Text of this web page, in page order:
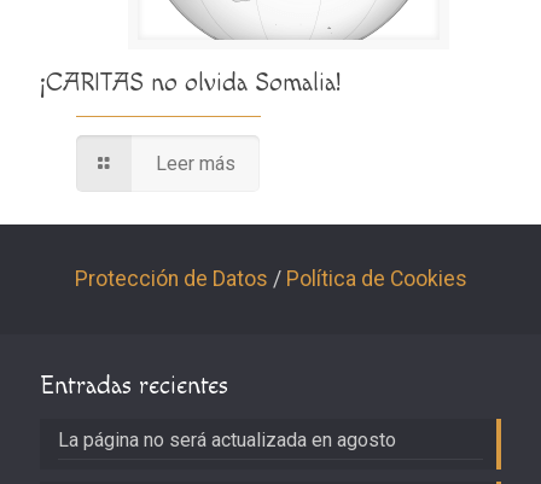
¡CARITAS no olvida Somalia!
Leer más
Protección de Datos / Política de Cookies
Entradas recientes
La página no será actualizada en agosto